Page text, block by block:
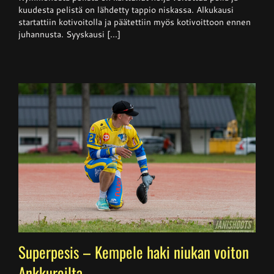
kuudesta pelistä on lähdetty tappio niskassa. Alkukausi
startattiin kotivoitolla ja päätettiin myös kotivoittoon ennen
juhannusta. Syyskausi [...]
Superpesis – Kempele haki niukan voiton